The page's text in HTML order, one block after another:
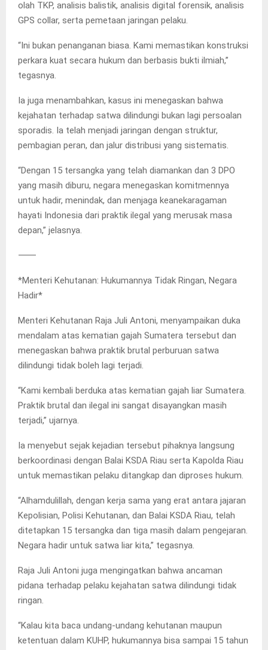
olah TKP, analisis balistik, analisis digital forensik, analisis
GPS collar, serta pemetaan jaringan pelaku.
“Ini bukan penanganan biasa. Kami memastikan konstruksi
perkara kuat secara hukum dan berbasis bukti ilmiah,”
tegasnya.
Ia juga menambahkan, kasus ini menegaskan bahwa
kejahatan terhadap satwa dilindungi bukan lagi persoalan
sporadis. Ia telah menjadi jaringan dengan struktur,
pembagian peran, dan jalur distribusi yang sistematis.
“Dengan 15 tersangka yang telah diamankan dan 3 DPO
yang masih diburu, negara menegaskan komitmennya
untuk hadir, menindak, dan menjaga keanekaragaman
hayati Indonesia dari praktik ilegal yang merusak masa
depan,” jelasnya.
⸻
*Menteri Kehutanan: Hukumannya Tidak Ringan, Negara
Hadir*
Menteri Kehutanan Raja Juli Antoni, menyampaikan duka
mendalam atas kematian gajah Sumatera tersebut dan
menegaskan bahwa praktik brutal perburuan satwa
dilindungi tidak boleh lagi terjadi.
“Kami kembali berduka atas kematian gajah liar Sumatera.
Praktik brutal dan ilegal ini sangat disayangkan masih
terjadi,” ujarnya.
Ia menyebut sejak kejadian tersebut pihaknya langsung
berkoordinasi dengan Balai KSDA Riau serta Kapolda Riau
untuk memastikan pelaku ditangkap dan diproses hukum.
“Alhamdulillah, dengan kerja sama yang erat antara jajaran
Kepolisian, Polisi Kehutanan, dan Balai KSDA Riau, telah
ditetapkan 15 tersangka dan tiga masih dalam pengejaran.
Negara hadir untuk satwa liar kita,” tegasnya.
Raja Juli Antoni juga mengingatkan bahwa ancaman
pidana terhadap pelaku kejahatan satwa dilindungi tidak
ringan.
“Kalau kita baca undang-undang kehutanan maupun
ketentuan dalam KUHP, hukumannya bisa sampai 15 tahun